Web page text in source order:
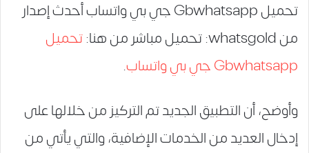
تحميل Gbwhatsapp جي بي واتساب أحدث إصدار
من whatsgold: تحميل مباشر من هنا:
تحميل
Gbwhatsapp جي بي واتساب
.
وأوضح، أن التطبيق الجديد تم التركيز من خلالها على
إدخال العديد من الخدمات الإضافية، والتي يأتي من